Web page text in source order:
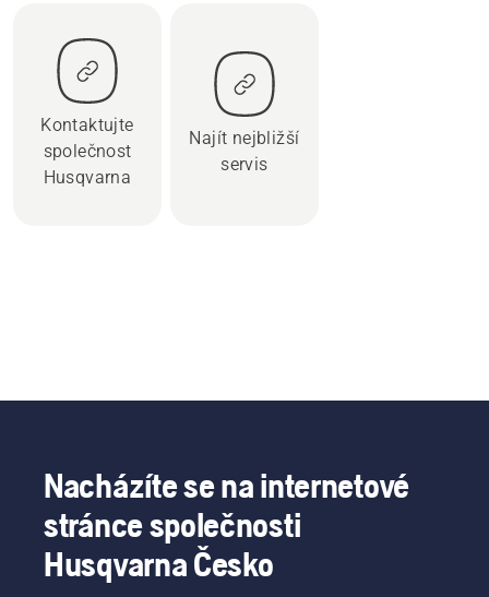
Kontaktujte
společnost
Husqvarna
Najít nejbližší
servis
Nacházíte se na internetové
stránce společnosti
Husqvarna Česko